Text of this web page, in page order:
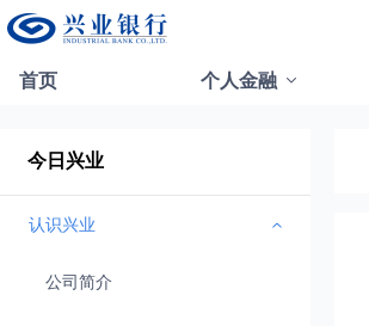
首页 个人金融
今日兴业
认识兴业
公司简介